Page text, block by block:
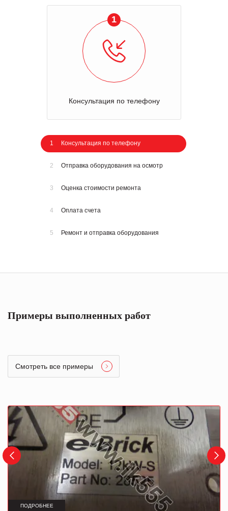
1
Консультация по телефону
1 Консультация по телефону
2 Отправка оборудования на осмотр
3 Оценка стоимости ремонта
4 Оплата счета
5 Ремонт и отправка оборудования
Примеры выполненных работ
Смотреть все примеры
ПОДРОБНЕЕ